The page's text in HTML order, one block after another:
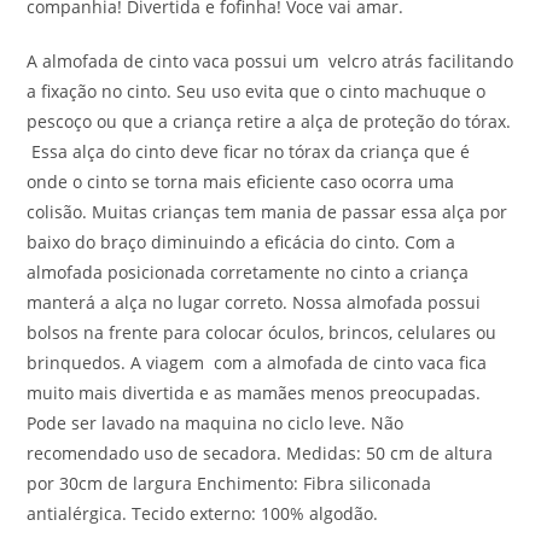
companhia! Divertida e fofinha! Voce vai amar.
A almofada de cinto vaca possui um velcro atrás facilitando
a fixação no cinto. Seu uso evita que o cinto machuque o
pescoço ou que a criança retire a alça de proteção do tórax.
Essa alça do cinto deve ficar no tórax da criança que é
onde o cinto se torna mais eficiente caso ocorra uma
colisão. Muitas crianças tem mania de passar essa alça por
baixo do braço diminuindo a eficácia do cinto. Com a
almofada posicionada corretamente no cinto a criança
manterá a alça no lugar correto. Nossa almofada possui
bolsos na frente para colocar óculos, brincos, celulares ou
brinquedos. A viagem com a almofada de cinto vaca fica
muito mais divertida e as mamães menos preocupadas.
Pode ser lavado na maquina no ciclo leve. Não
recomendado uso de secadora. Medidas: 50 cm de altura
por 30cm de largura Enchimento: Fibra siliconada
antialérgica. Tecido externo: 100% algodão.